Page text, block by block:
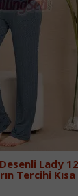
Lady
Tercihi